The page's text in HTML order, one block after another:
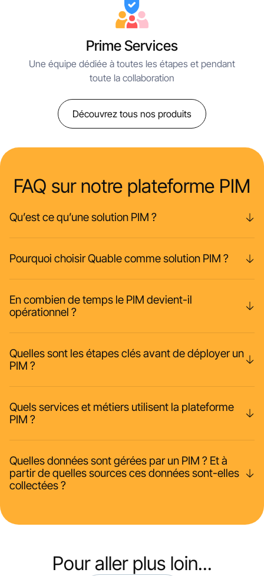
Prime Services
Une équipe dédiée à toutes les étapes et pendant
toute la collaboration
Découvrez tous nos produits
FAQ sur notre plateforme PIM
Qu’est ce qu’une solution PIM ?
Pourquoi choisir Quable comme solution PIM ?
En combien de temps le PIM devient-il
opérationnel ?
Quelles sont les étapes clés avant de déployer un
PIM ?
Quels services et métiers utilisent la plateforme
PIM ?
Quelles données sont gérées par un PIM ? Et à
partir de quelles sources ces données sont-elles
collectées ?
Pour aller plus loin...